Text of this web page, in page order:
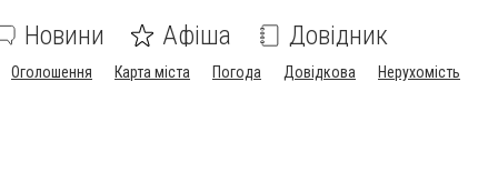
Новини Афіша Довідник
Оголошення Карта міста Погода Довідкова Нерухомість